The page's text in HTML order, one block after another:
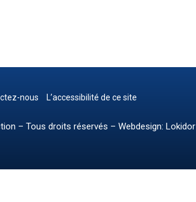
nous L’accessibilité de ce site
– Tous droits réservés – Webdesign: Lokidor